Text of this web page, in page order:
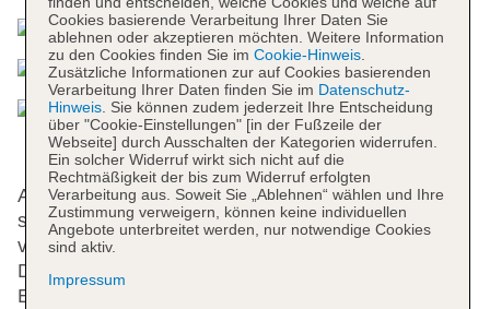
Auf die Gäste warten 280 Nichtraucherzimmer, die
sich auf zwei 3-stöckige Gebäude mit Aufzügen
verteilen. Mehrsprachiges Personal (Englisch,
Deutsch, Französisch) an der Rezeption im
Empfangsbereich steht zur Seite beim Ein- und
Cookies basierende Verarbeitung Ihrer Daten Sie
ablehnen oder akzeptieren möchten. Weitere Information
zu den Cookies finden Sie im Cookie-Hinweis.
Zusätzliche Informationen zur auf Cookies basierenden
Verarbeitung Ihrer Daten finden Sie im Datenschutz-
Hinweis. Sie können zudem jederzeit Ihre Entscheidung
über "Cookie-Einstellungen" [in der Fußzeile der
Webseite] durch Ausschalten der Kategorien widerrufen.
Ein solcher Widerruf wirkt sich nicht auf die
Rechtmäßigkeit der bis zum Widerruf erfolgten
Verarbeitung aus. Soweit Sie „Ablehnen“ wählen und Ihre
Zustimmung verweigern, können keine individuellen
Angebote unterbreitet werden, nur notwendige Cookies
sind aktiv.
Impressum